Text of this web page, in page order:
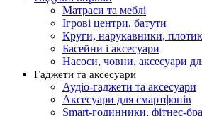
Матраси та меблі
Ігрові центри, батути
Круги, нарукавники,
Басейни і аксесуари
Насоси, човни, аксесуари
Гаджети та аксесуари
Аудіо-гаджети та аксесуари
Аксесуари для смартфонів
Smart-годинники, фітнес-